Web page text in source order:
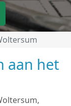
aan het